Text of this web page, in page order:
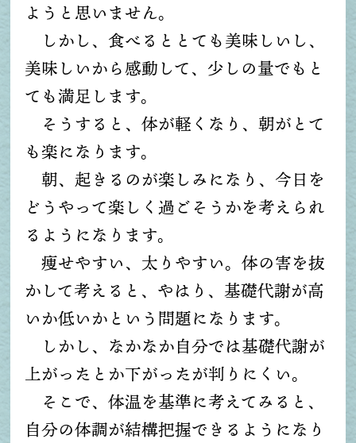
ようと思いません。
しかし、食べるととても美味しいし、
美味しいから感動して、少しの量でもと
ても満足します。
そうすると、体が軽くなり、朝がとて
も楽になります。
朝、起きるのが楽しみになり、今日を
どうやって楽しく過ごそうかを考えられ
るようになります。
痩せやすい、太りやすい。体の害を抜
かして考えると、やはり、基礎代謝が高
いか低いかという問題になります。
しかし、なかなか自分では基礎代謝が
上がったとか下がったが判りにくい。
そこで、体温を基準に考えてみると、
自分の体調が結構把握できるようになり